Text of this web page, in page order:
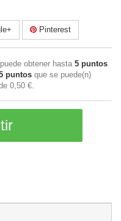
Pinterest
obtener hasta 5 puntos
puntos que se puede(n)
0,50 €.